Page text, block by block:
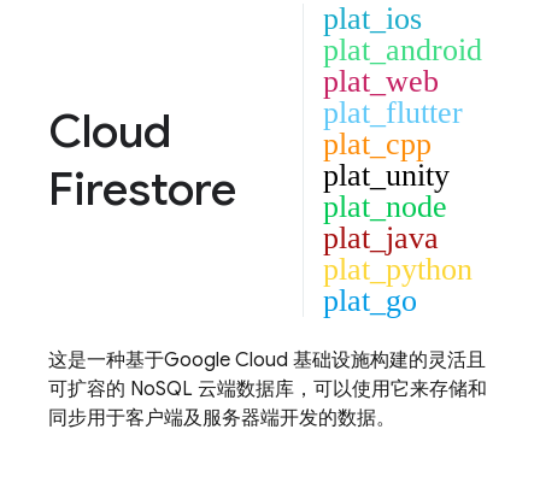
Cloud
Firestore
plat_ios
plat_android
plat_web
plat_flutter
plat_cpp
plat_unity
plat_node
plat_java
plat_python
plat_go
这是一种基于Google Cloud 基础设施构建的灵活且
可扩容的 NoSQL 云端数据库，可以使用它来存储和
同步用于客户端及服务器端开发的数据。